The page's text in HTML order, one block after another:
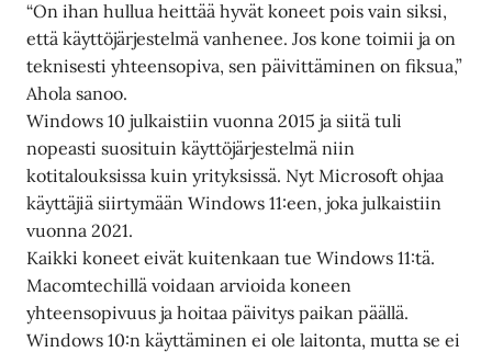
“On ihan hullua heittää hyvät koneet pois vain siksi,
että käyttöjärjestelmä vanhenee. Jos kone toimii ja on
teknisesti yhteensopiva, sen päivittäminen on fiksua,”
Ahola sanoo.
Windows 10 julkaistiin vuonna 2015 ja siitä tuli
nopeasti suosituin käyttöjärjestelmä niin
kotitalouksissa kuin yrityksissä. Nyt Microsoft ohjaa
käyttäjiä siirtymään Windows 11:een, joka julkaistiin
vuonna 2021.
Kaikki koneet eivät kuitenkaan tue Windows 11:tä.
Macomtechillä voidaan arvioida koneen
yhteensopivuus ja hoitaa päivitys paikan päällä.
Windows 10:n käyttäminen ei ole laitonta, mutta se ei